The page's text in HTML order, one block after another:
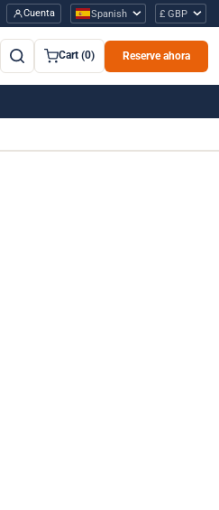
Cuenta Spanish £ GBP
Cart (0) Reserve ahora